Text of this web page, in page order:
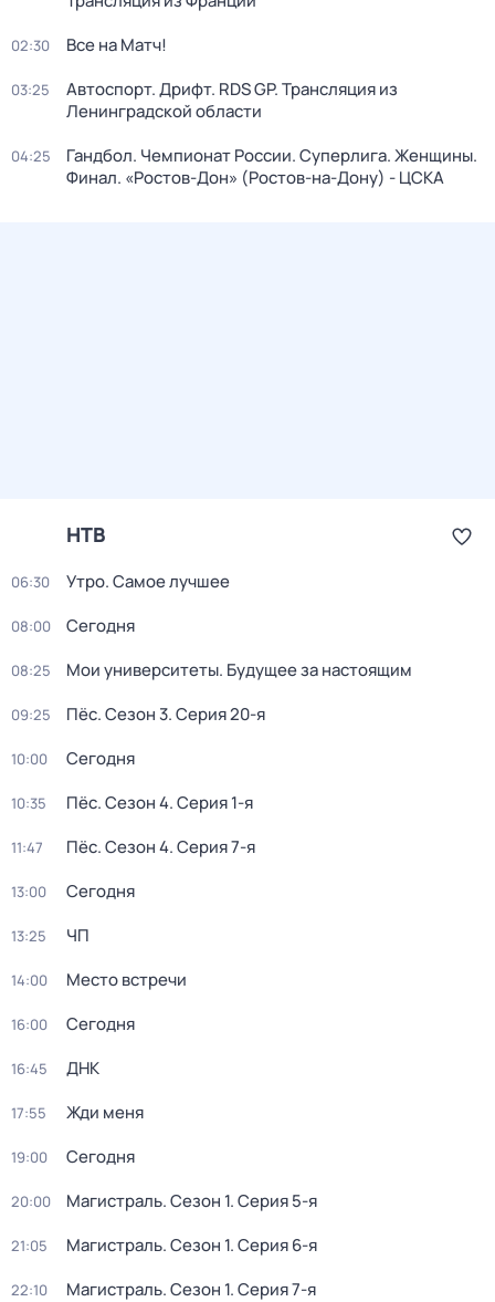
02:30 Все на Матч!
03:25
Автоспорт. Дрифт. RDS GP. Трансляция из
Ленинградской области
04:25
Гандбол. Чемпионат России. Суперлига. Женщины.
Финал. «Ростов-Дон» (Ростов-на-Дону) - ЦСКА
НТВ
06:30 Утро. Самое лучшее
08:00 Сегодня
08:25 Мои университеты. Будущее за настоящим
09:25 Пёс. Сезон 3. Серия 20-я
10:00 Сегодня
10:35 Пёс. Сезон 4. Серия 1-я
11:47 Пёс. Сезон 4. Серия 7-я
13:00 Сегодня
13:25 ЧП
14:00 Место встречи
16:00 Сегодня
16:45 ДНК
17:55 Жди меня
19:00 Сегодня
20:00 Магистраль. Сезон 1. Серия 5-я
21:05 Магистраль. Сезон 1. Серия 6-я
22:10 Магистраль. Сезон 1. Серия 7-я